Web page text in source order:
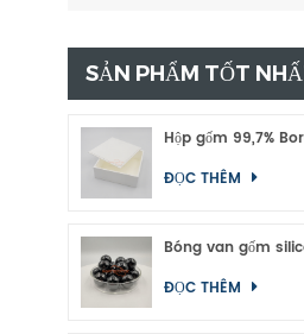
SẢN PHẨM TỐT
Hộp gốm 99,7%
ĐỌC THÊM
Bóng van gốm
ĐỌC THÊM